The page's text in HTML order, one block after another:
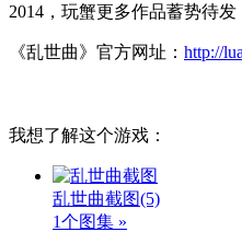
2014，玩蟹更多作品蓄势待发
《乱世曲》官方网址： http://
我想了解这个游戏：
乱世曲截图(5)
1个图集 »